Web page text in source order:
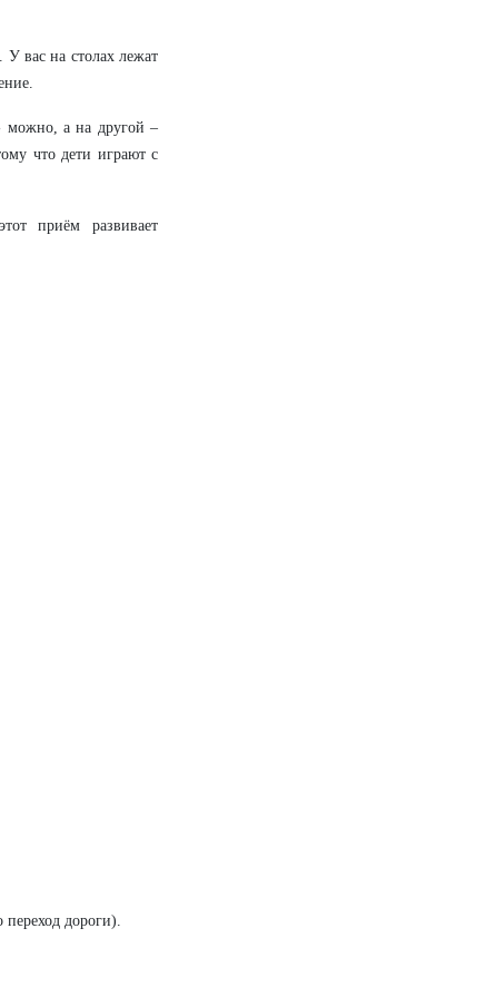
У вас на столах лежат
можно, а на другой –
что дети играют с
приём развивает
дороги).